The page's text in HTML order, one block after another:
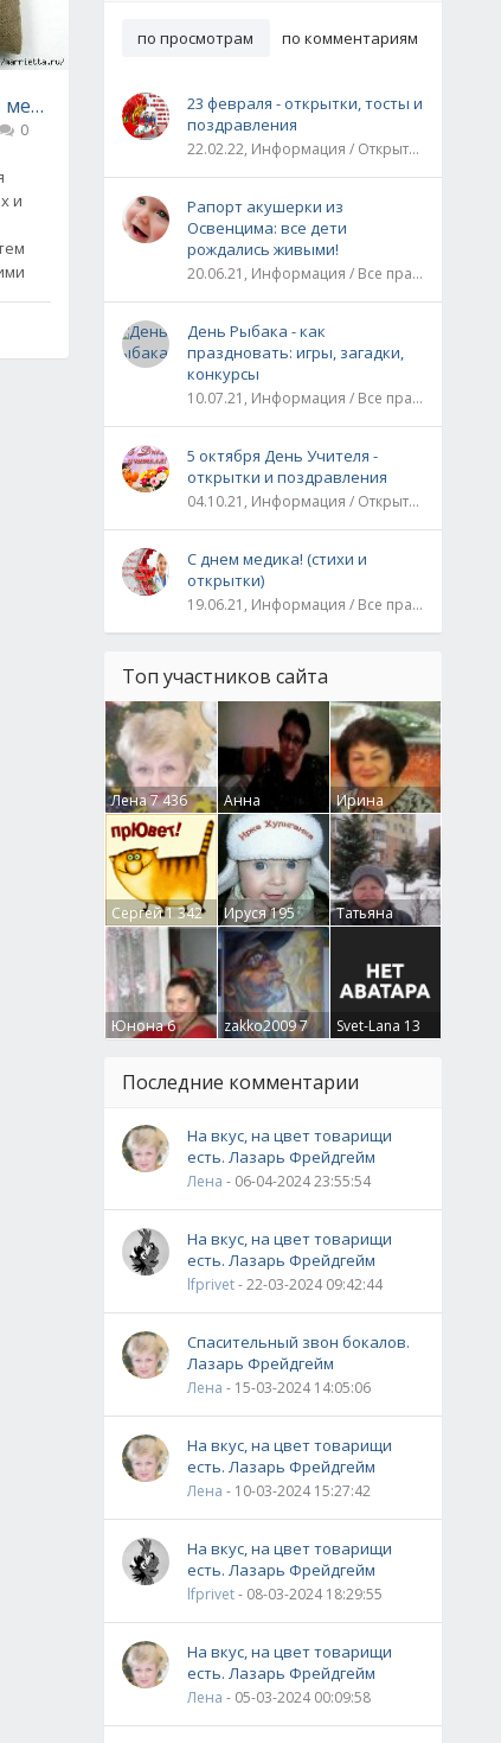
класс
и грецких орехов! (мастер-классы)
0
и
по просмотрам по комментариям
23 февраля - открытки, тосты и
поздравления
22.02.22, Информация / Открытки / Все праздники
Рапорт акушерки из
Освенцима: все дети
рождались живыми!
20.06.21, Информация / Все праздники / Рассказы и истории
День Рыбака - как
праздновать: игры, загадки,
конкурсы
10.07.21, Информация / Все праздники
5 октября День Учителя -
открытки и поздравления
04.10.21, Информация / Открытки / Все праздники
С днем медика! (стихи и
открытки)
19.06.21, Информация / Все праздники
Топ участников сайта
Лена7 436
Анна
Гумлевая0
Ирина
Бруцкая41
Сергей1 342 Ируся195
Татьяна
Крючкова0
Юнона6 zakko20097 Svet-Lana 13
Последние комментарии
На вкус, на цвет товарищи
есть. Лазарь Фрейдгейм
Лена - 06-04-2024 23:55:54
На вкус, на цвет товарищи
есть. Лазарь Фрейдгейм
lfprivet- 22-03-2024 09:42:44
Спасительный звон бокалов.
Лазарь Фрейдгейм
Лена - 15-03-2024 14:05:06
На вкус, на цвет товарищи
есть. Лазарь Фрейдгейм
Лена - 10-03-2024 15:27:42
На вкус, на цвет товарищи
есть. Лазарь Фрейдгейм
lfprivet- 08-03-2024 18:29:55
На вкус, на цвет товарищи
есть. Лазарь Фрейдгейм
Лена - 05-03-2024 00:09:58